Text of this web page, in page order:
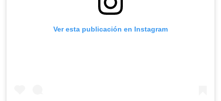
Ver esta publicación en Instagram